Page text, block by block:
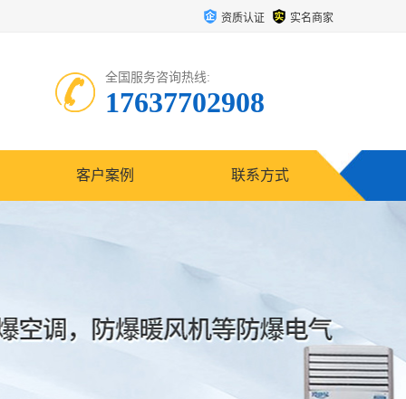
资质认证 实名商家
全国服务咨询热线:
17637702908
客户案例 联系方式